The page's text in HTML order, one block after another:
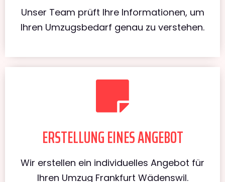
Unser Team prüft Ihre Informationen, um
Ihren Umzugsbedarf genau zu verstehen.
ERSTELLUNG EINES ANGEBOT
Wir erstellen ein individuelles Angebot für
Ihren Umzug Frankfurt Wädenswil.